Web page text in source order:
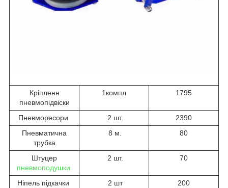
Кріпленн
пневмопідвіски
1компл 1795
Пневморесори 2 шт.
2390
Пневматична
трубка
8 м. 80
Штуцер
пневмоподушки
2 шт. 70
Ніпель підкачки 2 шт 200